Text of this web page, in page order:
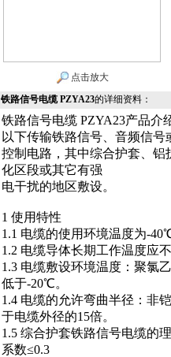
点击放大
铁路信号电缆 PZYA23的详细资料：
铁路信号电缆 PZYA23产品介
以下传输铁路信号、音频信号
控制电路，其中综合护套、
化区段或其它有强
电干扰的地区敷设。
1 使用特性
1.1 电缆的使用环境温度为-
1.2 电缆导体长期工作温度应
1.3 电缆敷设环境温度：聚氯
低于-20℃。
1.4 电缆的允许弯曲半径：非
于电缆外径的15倍。
1.5 综合护套铁路信号电缆的
系数≤0.3